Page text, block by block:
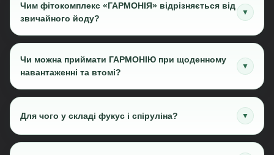
Чим фітокомплекс «ГАРМОНІЯ» відрізняється від
звичайного йоду?
▼
Чи можна приймати ГАРМОНІЮ при щоденному
навантаженні та втомі?
▼
Для чого у складі фукус і спіруліна? ▼